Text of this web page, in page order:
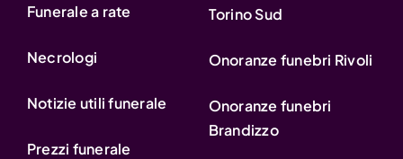
Funerale a rate
Necrologi
Notizie utili funerale
Prezzi funerale
Torino Sud
Onoranze funebri Rivoli
Onoranze funebri
Brandizzo